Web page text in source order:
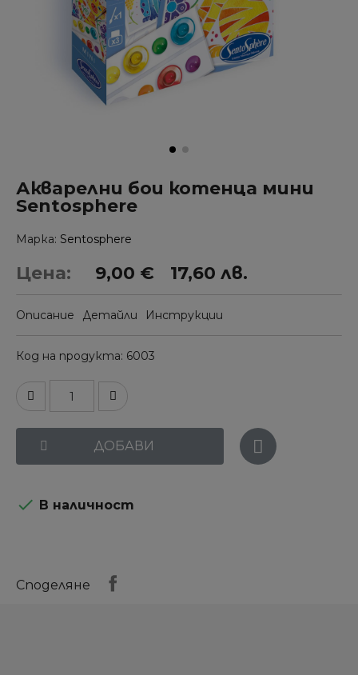
Акварелни бои котенца мини
Sentosphere
Марка Sentosphere
Цена: 9,00 € 17,60 лв.
Описание Детайли Инструкции
Код на продукта 6003
ДОБАВИ
 В наличност
Споделяне